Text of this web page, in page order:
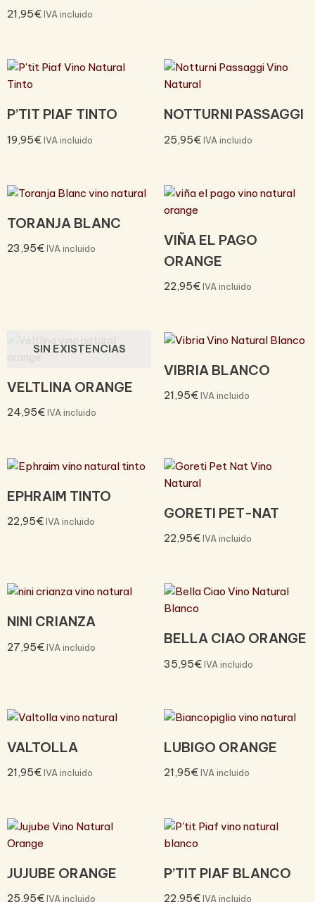
21,95€IVA incluido
P’TIT PIAF TINTO
19,95€IVA incluido
NOTTURNI PASSAGGI
25,95€ IVA incluido
TORANJA BLANC
23,95€IVA incluido
VIÑA EL PAGO
ORANGE
22,95€ IVA incluido
SIN EXISTENCIAS
VELTLINA ORANGE
24,95€IVA incluido
VIBRIA BLANCO
21,95€ IVA incluido
EPHRAIM TINTO
22,95€IVA incluido
GORETI PET-NAT
22,95€ IVA incluido
NINI CRIANZA
27,95€IVA incluido
BELLA CIAO ORANGE
35,95€ IVA incluido
VALTOLLA
21,95€IVA incluido
LUBIGO ORANGE
21,95€ IVA incluido
JUJUBE ORANGE
25,95€IVA incluido
P’TIT PIAF BLANCO
22,95€ IVA incluido